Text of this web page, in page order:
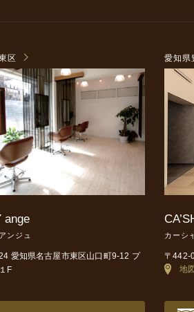
区
ange
ンジュ
愛知県名古屋市東区山口町9-12 プ
F
愛知県
カーシ
〒442-
地